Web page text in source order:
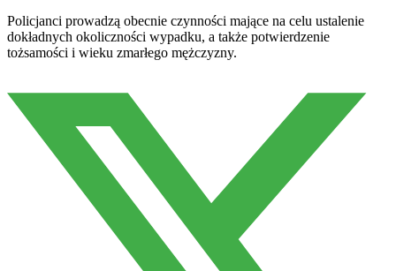
Policjanci prowadzą obecnie czynności mające na celu ustalenie
dokładnych okoliczności wypadku, a także potwierdzenie
tożsamości i wieku zmarłego mężczyzny.